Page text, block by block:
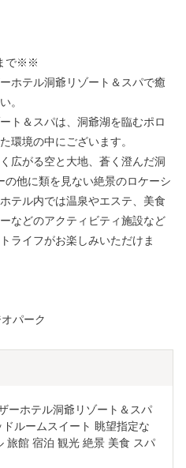
で※※
ホテル洞爺リゾート＆スパで癒
。
ト＆スパは、洞爺湖を臨むポロ
環境の中にございます。
広がる空と大地、蒼く澄んだ洞
の他に類を見ない絶景のロケーシ
テル内では温泉やエステ、美食
などのアクティビティ施設など
ライフがお楽しみいただけま
パーク
ーホテル洞爺リゾート＆スパ
ルームスイート 眺望指定な
旅館 宿泊 観光 絶景 美食 スパ